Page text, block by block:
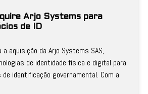
Arjo Systems para
de ID
a aquisição da Arjo Systems SAS,
de identidade física e digital para
identificação governamental. Com a